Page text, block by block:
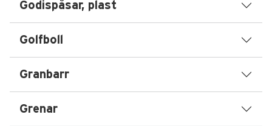
Godispåsar, plast
Golfboll
Granbarr
Grenar